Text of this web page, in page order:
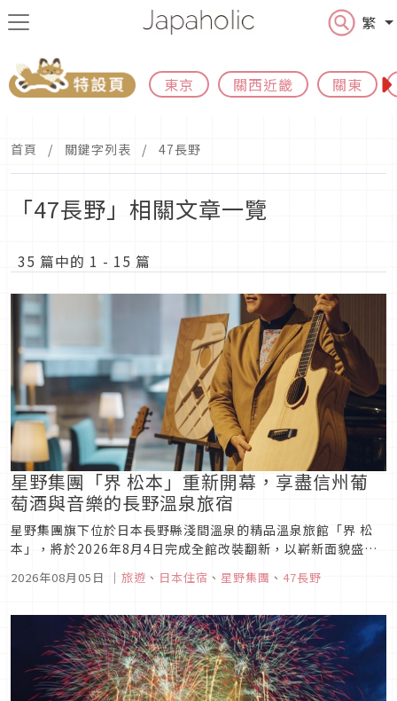
繁
東京 關西近畿 關東
首頁 關鍵字列表 47長野
「47長野」相關文章一覽
35 篇中的 1 - 15 篇
星野集團「界 松本」重新開幕，享盡信州葡
萄酒與音樂的長野溫泉旅宿
星野集團旗下位於日本長野縣淺間溫泉的精品溫泉旅館「界 松
本」，將於2026年8月4日完成全館改裝翻新，以嶄新面貌盛大
旅客在溫泉、信州在地葡萄酒、音樂與松本工藝文化的交融之
古便是松本城下町的...
2026年08月05日 ｜ 旅遊 、 日本住宿 、 星野集團 、 47長野